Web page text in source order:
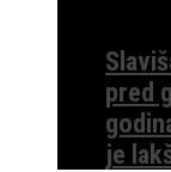
pred
je